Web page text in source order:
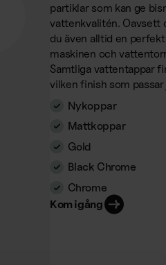
partiklar som kan ge
vattenkvalitén. Oavsett
du även alltid en
maskinen och
Samtliga vattentappar
vilken finish som
Nykoppar
Mattkoppar
Gold
Black Chrome
Chrome
Kom igång